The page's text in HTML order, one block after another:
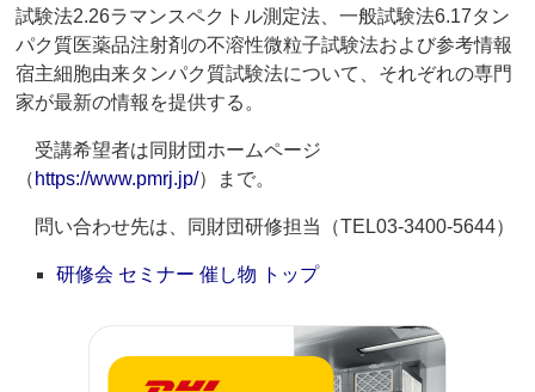
試験法2.26ラマンスペクトル測定法、一般試験法6.17タン
パク質医薬品注射剤の不溶性微粒子試験法および参考情報
宿主細胞由来タンパク質試験法について、それぞれの専門
家が最新の情報を提供する。
受講希望者は同財団ホームページ
（ https://www.pmrj.jp/）まで。
問い合わせ先は、同財団研修担当（TEL03-3400-5644）
研修会 セミナー 催し物 トップ